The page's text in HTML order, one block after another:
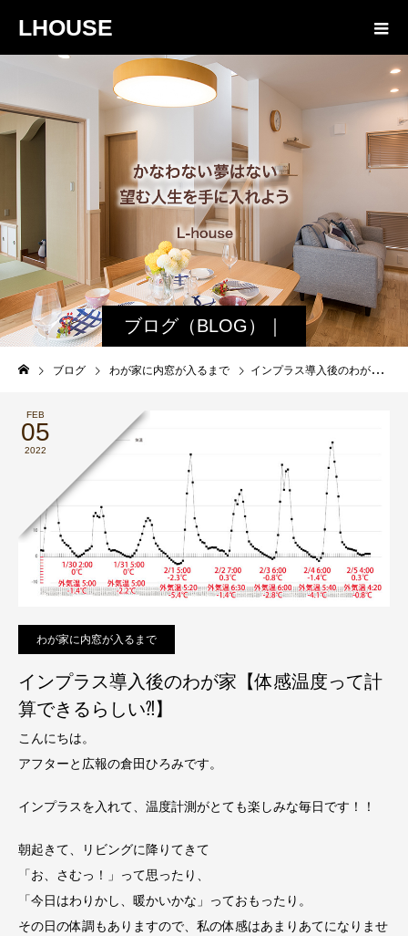
LHOUSE
ブログ（BLOG）｜
諏訪・松本の工務店
ブログ わが家に内窓が入るまで インプラス導入後のわが家【体感温度って計算できるらしい⁈】
FEB
05
2022
わが家に内窓が入るまで
インプラス導入後のわが家【体感温度って計
算できるらしい⁈】
こんにちは。
アフターと広報の倉田ひろみです。
インプラスを入れて、温度計測がとても楽しみな毎日です！！
朝起きて、リビングに降りてきて
「お、さむっ！」って思ったり、
「今日はわりかし、暖かいかな」っておもったり。
その日の体調もありますので、私の体感はあまりあてになりませ